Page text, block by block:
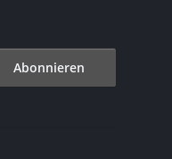
Abonnieren